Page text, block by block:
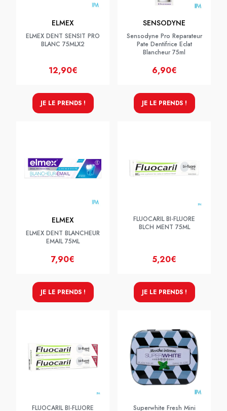
ELMEX
ELMEX DENT SENSIT PRO
BLANC 75MLX2
12,90€
JE LE PRENDS !
SENSODYNE
Sensodyne Pro Reparateur
Pate Dentifrice Eclat
Blancheur 75ml
6,90€
JE LE PRENDS !
ELMEX
ELMEX DENT BLANCHEUR
EMAIL 75ML
7,90€
JE LE PRENDS !
FLUOCARIL BI-FLUORE
BLCH MENT 75ML
5,20€
JE LE PRENDS !
FLUOCARIL BI-FLUORE Superwhite Fresh Mini